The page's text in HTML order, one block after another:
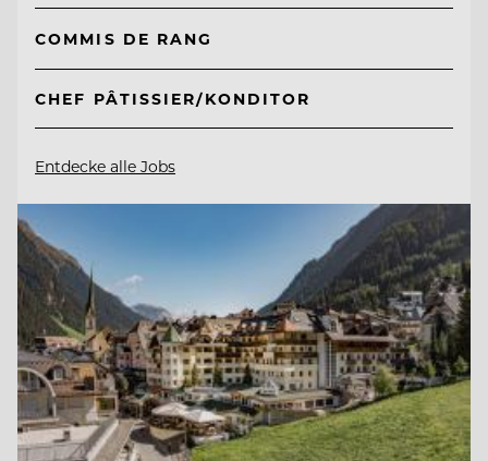
COMMIS DE RANG
CHEF PÂTISSIER/KONDITOR
Entdecke alle Jobs